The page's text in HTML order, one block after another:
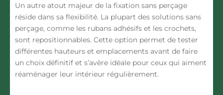
Un autre atout majeur de la fixation sans perçage
réside dans sa flexibilité. La plupart des solutions sans
perçage, comme les rubans adhésifs et les crochets,
sont repositionnables. Cette option permet de tester
différentes hauteurs et emplacements avant de faire
un choix définitif et s’avère idéale pour ceux qui aiment
réaménager leur intérieur régulièrement.